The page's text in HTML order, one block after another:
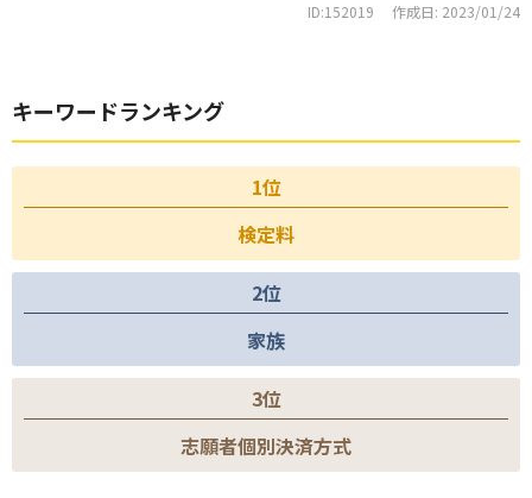
ID:152019 作成日: 2023/01/24
キーワードランキング
1位
検定料
2位
家族
3位
志願者個別決済方式